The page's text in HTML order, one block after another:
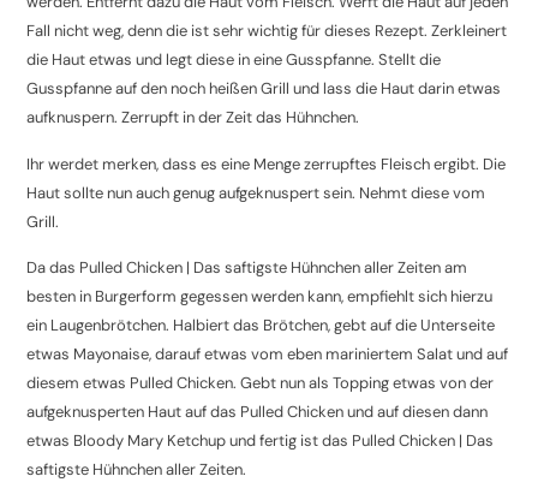
Fall nicht weg, denn die ist sehr wichtig für dieses Rezept. Zerkleinert
die Haut etwas und legt diese in eine Gusspfanne. Stellt die
Gusspfanne auf den noch heißen Grill und lass die Haut darin etwas
aufknuspern. Zerrupft in der Zeit das Hühnchen.
Ihr werdet merken, dass es eine Menge zerrupftes Fleisch ergibt. Die
Haut sollte nun auch genug aufgeknuspert sein. Nehmt diese vom
Grill.
Da das Pulled Chicken | Das saftigste Hühnchen aller Zeiten am
besten in Burgerform gegessen werden kann, empfiehlt sich hierzu
ein Laugenbrötchen. Halbiert das Brötchen, gebt auf die Unterseite
etwas Mayonaise, darauf etwas vom eben mariniertem Salat und auf
diesem etwas Pulled Chicken. Gebt nun als Topping etwas von der
aufgeknusperten Haut auf das Pulled Chicken und auf diesen dann
etwas Bloody Mary Ketchup und fertig ist das Pulled Chicken | Das
saftigste Hühnchen aller Zeiten.